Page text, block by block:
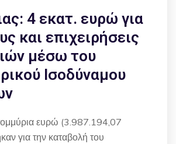
4 εκατ. ευρώ για
και επιχειρήσεις
μέσω του
Ισοδύναμου
ευρώ (3.987.194,07
για την καταβολή του